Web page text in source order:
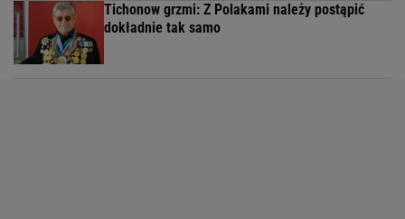
Tichonow grzmi: Z Polakami należy postąpić
dokładnie tak samo